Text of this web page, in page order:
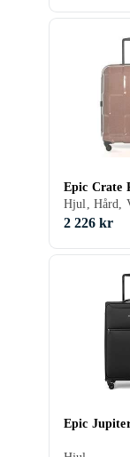
Epic Crate
2 226 kr
Epic